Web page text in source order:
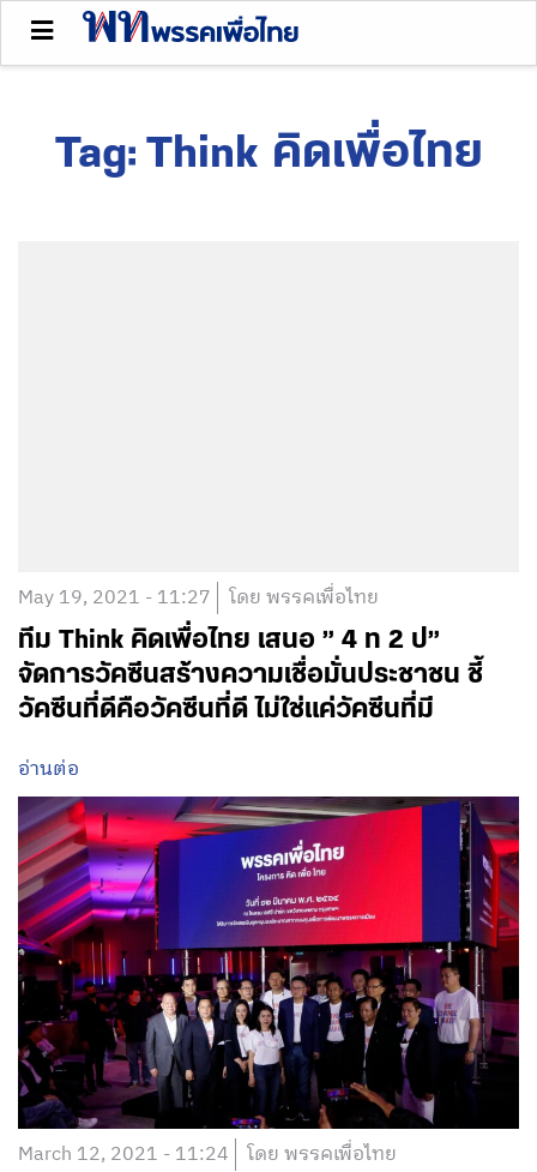
Tag: Think คิดเพื่อไทย
May 19, 2021 - 11:27 โดย พรรคเพื่อไทย
ทีม Think คิดเพื่อไทย เสนอ ” 4 ท 2 ป”
จัดการวัคซีนสร้างความเชื่อมั่นประชาชน ชี้
วัคซีนที่ดีคือวัคซีนที่ดี ไม่ใช่แค่วัคซีนที่มี
อ่านต่อ
March 12, 2021 - 11:24 โดย พรรคเพื่อไทย